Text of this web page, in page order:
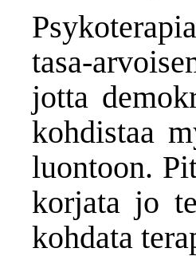
tasa-
jotta
kohdistaa
luontoon.
korjata jo
kohdata